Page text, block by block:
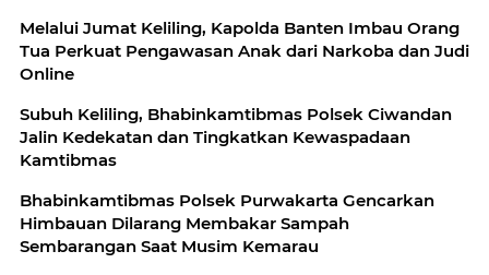
Melalui Jumat Keliling, Kapolda Banten Imbau Orang
Tua Perkuat Pengawasan Anak dari Narkoba dan Judi
Online
Subuh Keliling, Bhabinkamtibmas Polsek Ciwandan
Jalin Kedekatan dan Tingkatkan Kewaspadaan
Kamtibmas
Bhabinkamtibmas Polsek Purwakarta Gencarkan
Himbauan Dilarang Membakar Sampah
Sembarangan Saat Musim Kemarau